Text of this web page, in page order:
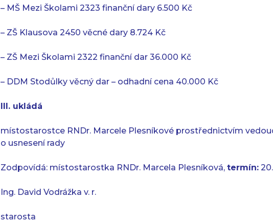
– MŠ Mezi Školami 2323 finanční dary 6.500 Kč
– ZŠ Klausova 2450 věcné dary 8.724 Kč
– ZŠ Mezi Školami 2322 finanční dar 36.000 Kč
– DDM Stodůlky věcný dar – odhadní cena 40.000 Kč
III. ukládá
místostarostce RNDr. Marcele Plesníkové prostřednictvím
o usnesení rady
Zodpovídá: místostarostka RNDr. Marcela Plesníková, termín:
Ing. David Vodrážka v. r.
starosta